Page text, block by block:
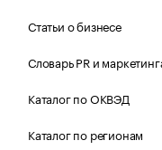
Статьи о бизнесе
Словарь PR и
Каталог по ОКВЭД
Каталог по регионам